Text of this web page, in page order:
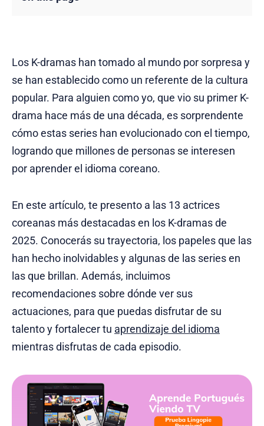
Los K-dramas han tomado al mundo por sorpresa y
se han establecido como un referente de la cultura
popular. Para alguien como yo, que vio su primer K-
drama hace más de una década, es sorprendente
cómo estas series han evolucionado con el tiempo,
logrando que millones de personas se interesen
por aprender el idioma coreano.
En este artículo, te presento a las 13 actrices
coreanas más destacadas en los K-dramas de
2025. Conocerás su trayectoria, los papeles que las
han hecho inolvidables y algunas de las series en
las que brillan. Además, incluimos
recomendaciones sobre dónde ver sus
actuaciones, para que puedas disfrutar de su
talento y fortalecer tu aprendizaje del idioma
mientras disfrutas de cada episodio.